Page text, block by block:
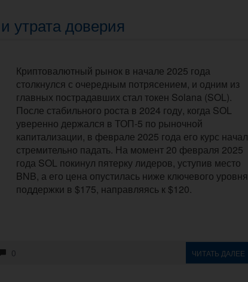
утрата доверия
Криптовалютный рынок в начале 2025 года
столкнулся с очередным потрясением, и одним из
главных пострадавших стал токен Solana (SOL).
После стабильного роста в 2024 году, когда SOL
уверенно держался в ТОП-5 по рыночной
капитализации, в феврале 2025 года его курс начал
стремительно падать. На момент 20 февраля 2025
года SOL покинул пятерку лидеров, уступив место
BNB, а его цена опустилась ниже ключевого уровня
поддержки в $175, направляясь к $120.
0 ЧИТАТЬ ДАЛЕЕ